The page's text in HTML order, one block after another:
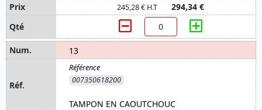
245,28 € H.T 294,34 €
13
007350618200
TAMPON EN CAOUTCHOUC